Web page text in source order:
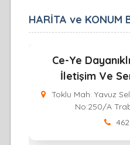
HARİTA ve KONUM
Ce-Ye
İletişim Ve
Toklu Mah. Yavuz
No:250/A